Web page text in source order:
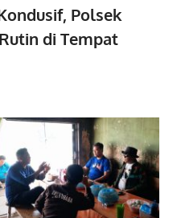
Polsek
di Tempat